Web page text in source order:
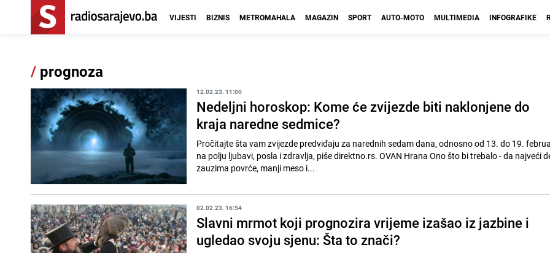
VIJESTI BIZNIS METROMAHALA MAGAZIN SPORT AUTO-MOTO MULTIMEDIA INFOGRAFIKE
/ prognoza
12.02.23. 11:00
Nedeljni horoskop: Kome će zvijezde biti naklonjene do
kraja naredne sedmice?
Pročitajte šta vam zvijezde predviđaju za narednih sedam dana, odnosno od 13. do 19.
na polju ljubavi, posla i zdravlja, piše direktno.rs. OVAN Hrana Ono što bi trebalo - da najveći
zauzima povrće, manji meso i...
02.02.23. 16:54
Slavni mrmot koji prognozira vrijeme izašao iz jazbine i
ugledao svoju sjenu: Šta to znači?